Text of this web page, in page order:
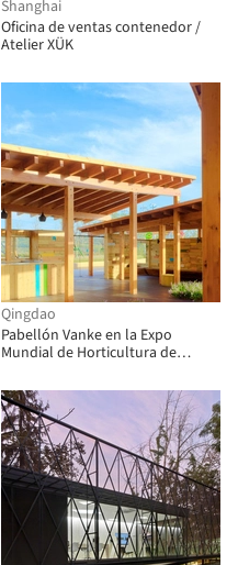
Shanghai
Oficina de ventas contenedor /
Atelier XÜK
Qingdao
Pabellón Vanke en la Expo
Mundial de Horticultura de
Architecture